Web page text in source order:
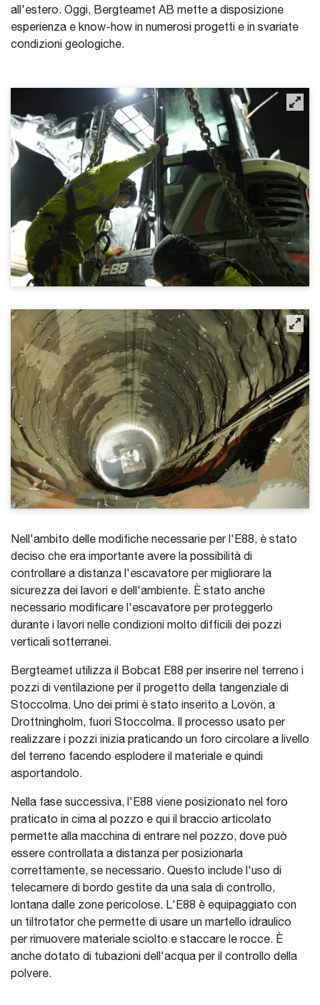
all'estero. Oggi, Bergteamet AB mette a disposizione
esperienza e know-how in numerosi progetti e in svariate
condizioni geologiche.
Nell'ambito delle modifiche necessarie per l'E88, è stato
deciso che era importante avere la possibilità di
controllare a distanza l'escavatore per migliorare la
sicurezza dei lavori e dell'ambiente. È stato anche
necessario modificare l'escavatore per proteggerlo
durante i lavori nelle condizioni molto difficili dei pozzi
verticali sotterranei.
Bergteamet utilizza il Bobcat E88 per inserire nel terreno i
pozzi di ventilazione per il progetto della tangenziale di
Stoccolma. Uno dei primi è stato inserito a Lovön, a
Drottningholm, fuori Stoccolma. Il processo usato per
realizzare i pozzi inizia praticando un foro circolare a livello
del terreno facendo esplodere il materiale e quindi
asportandolo.
Nella fase successiva, l'E88 viene posizionato nel foro
praticato in cima al pozzo e qui il braccio articolato
permette alla macchina di entrare nel pozzo, dove può
essere controllata a distanza per posizionarla
correttamente, se necessario. Questo include l'uso di
telecamere di bordo gestite da una sala di controllo,
lontana dalle zone pericolose. L'E88 è equipaggiato con
un tiltrotator che permette di usare un martello idraulico
per rimuovere materiale sciolto e staccare le rocce. È
anche dotato di tubazioni dell'acqua per il controllo della
polvere.